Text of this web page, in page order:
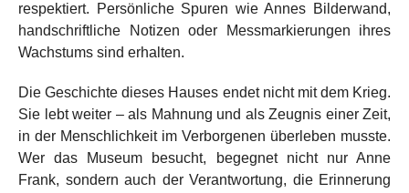
respektiert. Persönliche Spuren wie Annes Bilderwand,
handschriftliche Notizen oder Messmarkierungen ihres
Wachstums sind erhalten.
Die Geschichte dieses Hauses endet nicht mit dem Krieg.
Sie lebt weiter – als Mahnung und als Zeugnis einer Zeit,
in der Menschlichkeit im Verborgenen überleben musste.
Wer das Museum besucht, begegnet nicht nur Anne
Frank, sondern auch der Verantwortung, die Erinnerung